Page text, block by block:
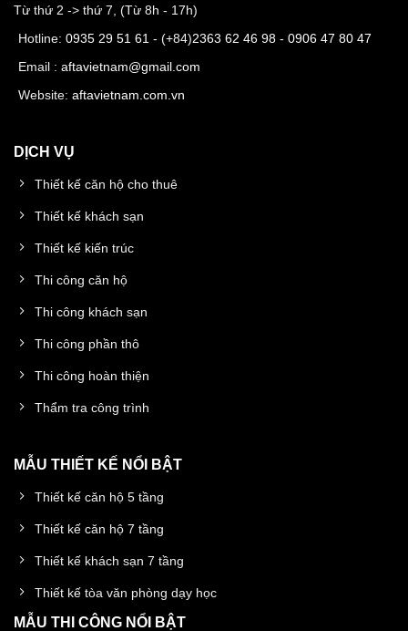
Từ thứ 2 -> thứ 7, (Từ 8h - 17h)
Hotline: 0935 29 51 61 - (+84)2363 62 46 98 - 0906 47 80 47
Email : aftavietnam@gmail.com
Website: aftavietnam.com.vn
DỊCH VỤ
Thiết kế căn hộ cho thuê
Thiết kế khách sạn
Thiết kế kiến trúc
Thi công căn hộ
Thi công khách sạn
Thi công phần thô
Thi công hoàn thiện
Thẩm tra công trình
MẪU THIẾT KẾ NỔI BẬT
Thiết kế căn hộ 5 tầng
Thiết kế căn hộ 7 tầng
Thiết kế khách sạn 7 tầng
Thiết kế tòa văn phòng dạy học
MẪU THI CÔNG NỔI BẬT